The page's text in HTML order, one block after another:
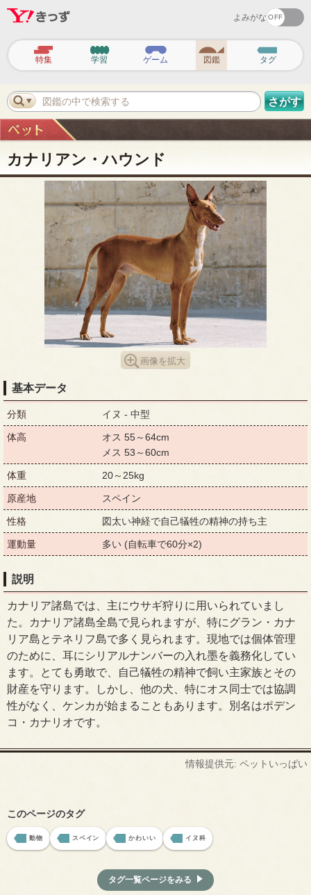
よみがな
ビ
ゲ
ー
シ
ョ
ン
特集 学習 ゲーム 図鑑 タグ
図鑑の中で検索する さがす
カナリアン・ハウンド
画像を拡大
基本データ
分類 イヌ - 中型
体高
オス 55～64cm
メス 53～60cm
体重 20～25kg
原産地 スペイン
性格 図太い神経で自己犠牲の精神の持ち主
運動量 多い (自転車で60分×2)
説明
カナリア諸島では、主にウサギ狩りに用いられていまし
た。カナリア諸島全島で見られますが、特にグラン・カナ
リア島とテネリフ島で多く見られます。現地では個体管理
のために、耳にシリアルナンバーの入れ墨を義務化してい
ます。とても勇敢で、自己犠牲の精神で飼い主家族とその
財産を守ります。しかし、他の犬、特にオス同士では協調
性がなく、ケンカが始まることもあります。別名はポデン
コ・カナリオです。
情報提供元: ペットいっぱい
このページのタグ
動物 スペイン かわいい イヌ科
タグ一覧ページをみる